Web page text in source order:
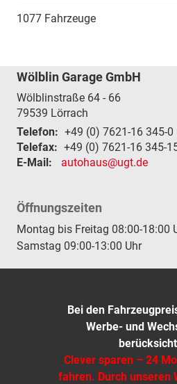
1077 Fahrzeuge
Wölblin Garage GmbH
Wölblinstraße 64 - 66
79539 Lörrach
Telefon: +49 (0) 7621-16 345-0
Telefax: +49 (0) 7621-16 345-
E-Mail:
autohaus@ugt.de
Öffnungszeiten
Montag bis Freitag 08:00-18:00
Samstag 09:00-13:00 Uhr
Bei den
Werbe- und
Clever sparen – 24
fahren. Durch unseren